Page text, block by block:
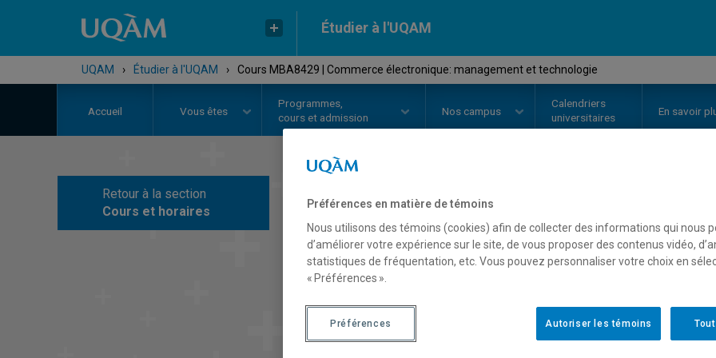
Étudier à l'UQAM
UQAM › Étudier à l'UQAM › Cours MBA8429 | Commerce électronique: management et technologie
Accueil Vous êtes
Programmes,
cours et admission
Nos campus
Calendriers
universitaires
En savoir
Retour à la section
Cours et horaires
COURS// MBA8429
Commerce
management et
Description Horaire - Été 2026
Préférences en matière de témoins
Nous utilisons des témoins (cookies) afin de collecter des informations qui nous
d’améliorer votre expérience sur le site, de vous proposer des contenus vidéo,
statistiques de fréquentation, etc. Vous pouvez personnaliser votre choix en
« Préférences ».
Autoriser les témoins
Préférences